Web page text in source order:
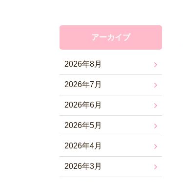
アーカイブ
2026年8月
2026年7月
2026年6月
2026年5月
2026年4月
2026年3月